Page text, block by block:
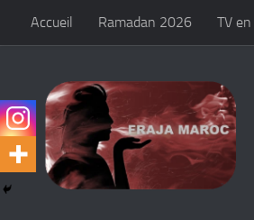
Skip to content
Accueil Ramadan 2026 TV